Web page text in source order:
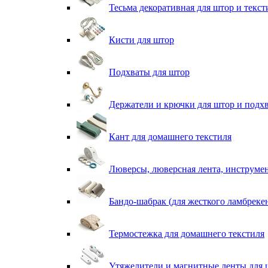
Тесьма декоративная для штор и
Кисти для штор
Подхваты для штор
Держатели и крючки для штор и
Кант для домашнего текстиля
Люверсы, люверсная лента,
Бандо-шабрак (для жесткого
Термостежка для домашнего текстиля
Утяжелители и магнитные ленты для